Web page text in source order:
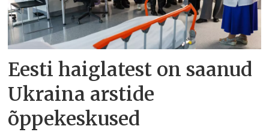
Eesti haiglatest on saanud
Ukraina arstide
õppekeskused